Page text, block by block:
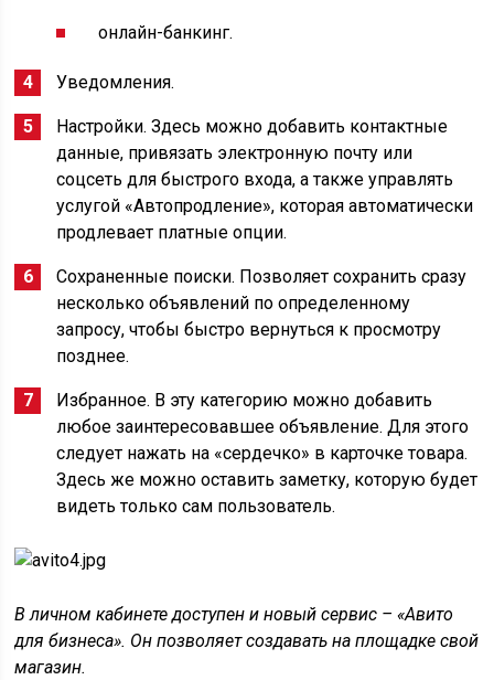
онлайн-банкинг.
Уведомления.
Настройки. Здесь можно добавить контактные
данные, привязать электронную почту или
соцсеть для быстрого входа, а также управлять
услугой «Автопродление», которая автоматически
продлевает платные опции.
Сохраненные поиски. Позволяет сохранить сразу
несколько объявлений по определенному
запросу, чтобы быстро вернуться к просмотру
позднее.
Избранное. В эту категорию можно добавить
любое заинтересовавшее объявление. Для этого
следует нажать на «сердечко» в карточке товара.
Здесь же можно оставить заметку, которую будет
видеть только сам пользователь.
В личном кабинете доступен и новый сервис – «Авито
для бизнеса». Он позволяет создавать на площадке свой
магазин.